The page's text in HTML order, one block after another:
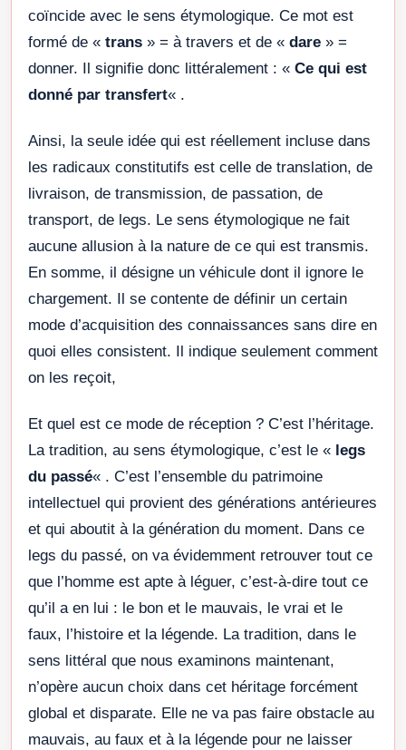
coïncide avec le sens étymologique. Ce mot est
formé de « trans » = à travers et de « dare » =
donner. Il signifie donc littéralement : « Ce qui est
donné par transfert« .
Ainsi, la seule idée qui est réellement incluse dans
les radicaux constitutifs est celle de translation, de
livraison, de transmission, de passation, de
transport, de legs. Le sens étymologique ne fait
aucune allusion à la nature de ce qui est transmis.
En somme, il désigne un véhicule dont il ignore le
chargement. Il se contente de définir un certain
mode d’acquisition des connaissances sans dire en
quoi elles consistent. Il indique seulement comment
on les reçoit,
Et quel est ce mode de réception ? C’est l’héritage.
La tradition, au sens étymologique, c’est le « legs
du passé« . C’est l’ensemble du patrimoine
intellectuel qui provient des générations antérieures
et qui aboutit à la génération du moment. Dans ce
legs du passé, on va évidemment retrouver tout ce
que l’homme est apte à léguer, c’est-à-dire tout ce
qu’il a en lui : le bon et le mauvais, le vrai et le
faux, l’histoire et la légende. La tradition, dans le
sens littéral que nous examinons maintenant,
n’opère aucun choix dans cet héritage forcément
global et disparate. Elle ne va pas faire obstacle au
mauvais, au faux et à la légende pour ne laisser